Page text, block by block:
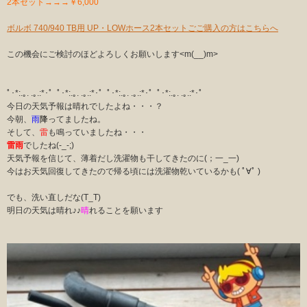
ボルボ 740/940 TB用 UP・LOWホース2本セットごご購入の方はこちらへ
この機会にご検討のほどよろしくお願いします<m(__)m>
ﾟ･*:.｡. .｡.:*･゜ﾟ･*:.｡. .｡.:*･゜ﾟ･*:.｡. .｡.:*･゜ﾟ･*:.｡. .｡.:*･゜
今日の天気予報は晴れでしたよね・・・？
今朝、 雨降ってましたね。
そして、 雷も鳴っていましたね・・・
雷雨でしたね(-_-;)
天気予報を信じて、薄着だし洗濯物も干してきたのに(；一_一)
今はお天気回復してきたので帰る頃には洗濯物乾いているかも( ﾟ∀ﾟ )
でも、洗い直しだな(T_T)
明日の天気は晴れ♪♪晴れることを願います